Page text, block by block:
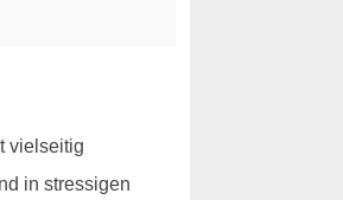
vielseitig
in stressigen